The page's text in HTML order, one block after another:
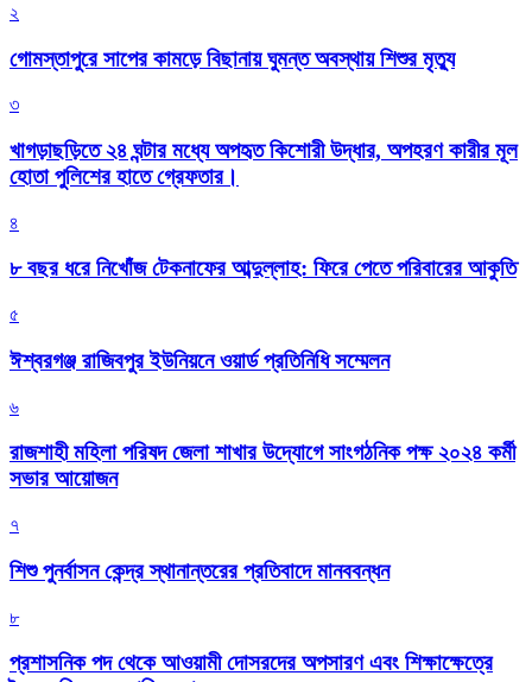
২
গোমস্তাপুরে সাপের কামড়ে বিছানায় ঘুমন্ত অবস্থায় শিশুর মৃত্যু
৩
খাগড়াছড়িতে ২৪ ঘন্টার মধ্যে অপহৃত কিশোরী উদ্ধার, অপহরণ কারীর মূল
হোতা পুলিশের হাতে গ্রেফতার।
৪
৮ বছর ধরে নিখোঁজ টেকনাফের আব্দুল্লাহ: ফিরে পেতে পরিবারের আকুতি
৫
ঈশ্বরগঞ্জ রাজিবপুর ইউনিয়নে ওয়ার্ড প্রতিনিধি সম্মেলন
৬
রাজশাহী মহিলা পরিষদ জেলা শাখার উদ্যোগে সাংগঠনিক পক্ষ ২০২৪ কর্মী
সভার আয়োজন
৭
শিশু পুনর্বাসন কেন্দ্র স্থানান্তরের প্রতিবাদে মানববন্ধন
৮
প্রশাসনিক পদ থেকে আওয়ামী দোসরদের অপসারণ এবং শিক্ষাক্ষেত্রে